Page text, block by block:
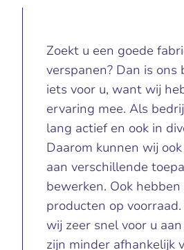
Zoekt u een goede
verspanen? Dan is
iets voor u, want wij
ervaring mee. Als
lang actief en ook in
Daarom kunnen wij
aan verschillende
bewerken. Ook
producten op
wij zeer snel voor u
zijn minder afhankelijk